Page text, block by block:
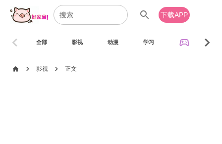
search 下载APP
全部 影视 动漫 学习 sports_esports
chevron_left chevron_right
home chevron_right 影视 chevron_right 正文